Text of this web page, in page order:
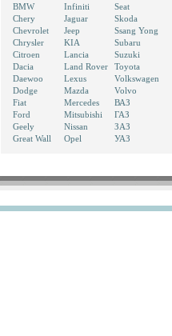
BMW
Chery
Chevrolet
Chrysler
Citroen
Dacia
Daewoo
Dodge
Fiat
Ford
Geely
Great Wall
Infiniti
Jaguar
Jeep
KIA
Lancia
Land Rover
Lexus
Mazda
Mercedes
Mitsubishi
Nissan
Opel
Seat
Skoda
Ssang Yong
Subaru
Suzuki
Toyota
Volkswagen
Volvo
ВАЗ
ГАЗ
ЗАЗ
УАЗ